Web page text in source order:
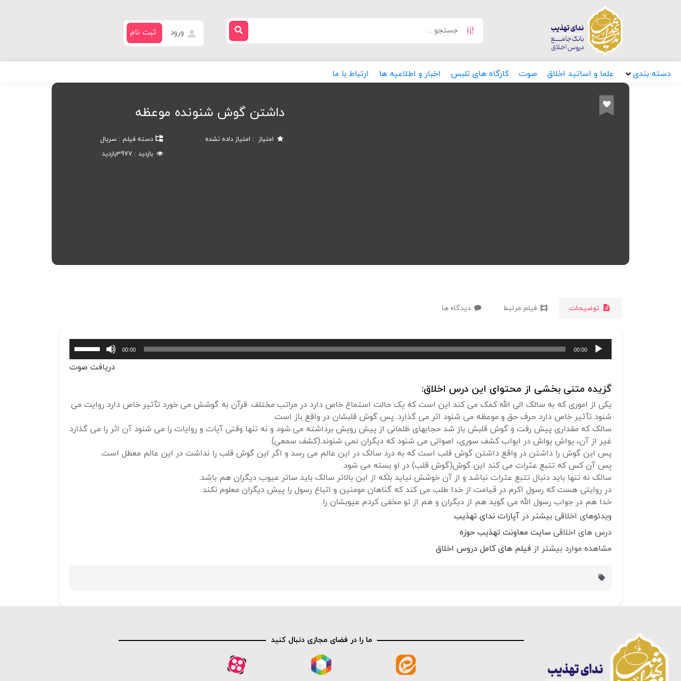
ورود ثبت نام
دسته بندی علما و اساتید اخلاق صوت کارگاه های تلبس اخبار و اطلاعیه ها ارتباط با ما
داشتن گوش شنونده موعظه
امتیاز امتیاز داده نشده دسته فیلم
سریال
بازدید
3977بازدید
توضیحات فیلم مرتبط دیدگاه ها
پخش‌کننده
صوت
00:00
00:00
یا
از
بالا
دریافت صوت
گزیده متنی بخشی از محتوای این درس اخلاق:
یکی از اموری که به سالک الی الله کمک می کند این است که یک حالت استماع خاص دارد در مراتب مختلف. قرآن به گوشش می خورد تآثیر خاص دارد روایت می
شنود تآثیر خاص دارد حرف حق و موعظه می شنود اثر می گذارد. پس گوش قلبشان در واقع باز است.
سالک که مقداری پیش رفت و گوش قلبش باز شد حجابهای ظلمانی از پیش رویش برداشته می شود و نه تنها وقتی آیات و روایات را می شنود آن اثر را می گذارد
غیر از آن، یواش یواش در ابواب کشف سوری، اصواتی می شنود که دیگران نمی شنوند.(کشف سمعی)
پس این گوش را داشتن در واقع داشتن گوش قلب است که به درد سالک در این عالم می رسد و اگر این گوش قلب را نداشت در این عالم معطل است.
پس آن کس که تتبع عثرات می کند این گوش(گوش قلب) در او بسته می شود.
سالک نه تنها باید دنبال تتبع عثرات نباشد و از آن خوشش نیاید بلکه از این بالاتر سالک باید ساتر عیوب دیگران هم باشد.
در روایتی هست که رسول اکرم در قیامت از خدا طلب می کند که گناهان مومنین و اتباع رسول را پیش دیگران معلوم نکند.
خدا هم در جواب رسول الله می گوید هم از دیگران و هم از تو مخفی کردم عیوبشان را.
ویدئوهای اخلاقی بیشتر در آپارات ندای تهذیب
درس های اخلاقی سایت معاونت تهذیب حوزه
مشاهده موارد بیشتر از فیلم های کامل دروس اخلاق
ما را در فضای مجازی دنبال کنید